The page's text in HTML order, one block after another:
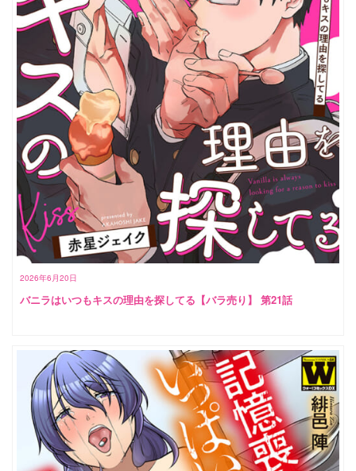
2026年6月20日
バニラはいつもキスの理由を探してる【バラ売り】 第21話